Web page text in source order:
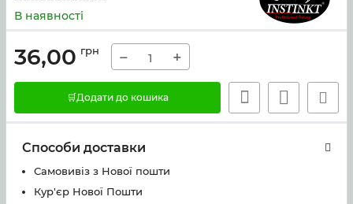
В наявності
36,00 грн − +
🛒Додати до кошика
Способи доставки
Самовивіз з Нової пошти
Кур'єр Нової Пошти